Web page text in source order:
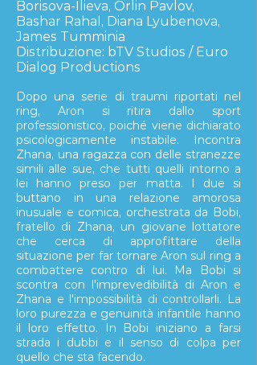
Borisova-Ilieva, Orlin Pavlov,
Bashar Rahal, Diana Lyubenova,
James Tumminia
Distribuzione: bTV Studios / Euro
Dialog Productions
Dopo una serie di traumi riportati nel
ring, Aron si ritira dallo sport
professionistico, poiché viene dichiarato
psicologicamente instabile. Incontra
Zhana, una ragazza con delle stranezze
simili alle sue, che tutti quelli intorno a
lei hanno preso per matta. I due si
buttano in una relazione amorosa
inusuale e comica, orchestrata da Bobi,
fratello di Zhana, un giovane lottatore
che cerca di approfittare della
situazione per far tornare Aron sul ring a
combattere contro di lui. Ma Bobi si
scontra con l'imprevedibilità di Aron e
Zhana e l'impossibilità di controllarli. La
loro purezza e genuinità infantile hanno
il loro effetto. In Bobi iniziano a farsi
strada i dubbi e il senso di colpa per
quello che sta facendo.